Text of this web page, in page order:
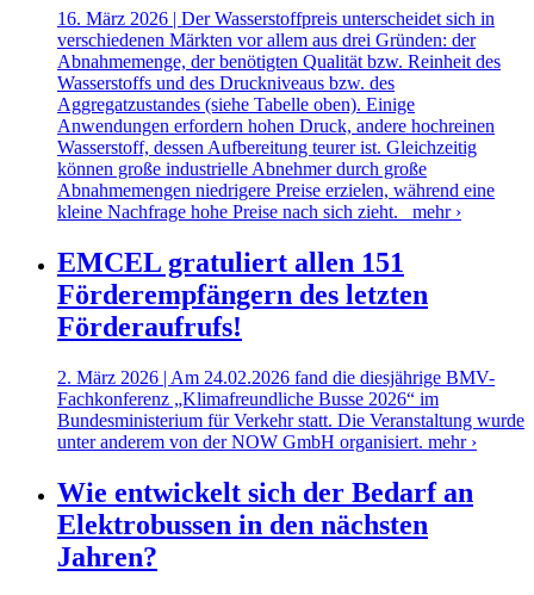
16. März 2026 | Der Wasserstoffpreis unterscheidet sich in
verschiedenen Märkten vor allem aus drei Gründen: der
Abnahmemenge, der benötigten Qualität bzw. Reinheit des
Wasserstoffs und des Druckniveaus bzw. des
Aggregatzustandes (siehe Tabelle oben). Einige
Anwendungen erfordern hohen Druck, andere hochreinen
Wasserstoff, dessen Aufbereitung teurer ist. Gleichzeitig
können große industrielle Abnehmer durch große
Abnahmemengen niedrigere Preise erzielen, während eine
kleine Nachfrage hohe Preise nach sich zieht. mehr ›
EMCEL gratuliert allen 151
Förderempfängern des letzten
Förderaufrufs!
2. März 2026 | Am 24.02.2026 fand die diesjährige BMV-
Fachkonferenz „Klimafreundliche Busse 2026“ im
Bundesministerium für Verkehr statt. Die Veranstaltung wurde
unter anderem von der NOW GmbH organisiert. mehr ›
Wie entwickelt sich der Bedarf an
Elektrobussen in den nächsten
Jahren?